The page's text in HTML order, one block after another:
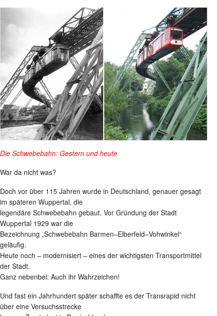
Die Schwebebahn: Gestern und heute
War da nicht was?
Doch vor über 115 Jahren wurde in Deutschland, genauer gesagt
im späteren Wuppertal, die
legendäre Schwebebahn gebaut. Vor Gründung der Stadt
Wuppertal 1929 war die
Bezeichnung „Schwebebahn Barmen–Elberfeld–Vohwinkel“
geläufig.
Heute noch – modernisiert – eines der wichtigsten Transportmittel
der Stadt.
Ganz nebenbei: Auch ihr Wahrzeichen!
Und fast ein Jahrhundert später schaffte es der Transrapid nicht
über eine Versuchsstrecke